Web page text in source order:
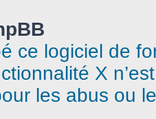
ce logiciel de
X
les abus ou